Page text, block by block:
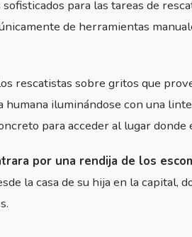
para las tareas de
de herramientas
rescatistas sobre gritos que
humana iluminándose con una
para acceder al lugar donde
por una rendija de los
la casa de su hija en la capital,